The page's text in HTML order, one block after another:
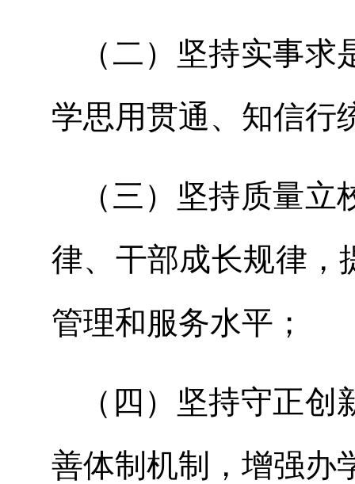
（二）坚持实事
学思用贯通、知信行
（三）坚持质量
律、干部成长规律，
管理和服务水平；
（四）坚持守正
善体制机制，增强办